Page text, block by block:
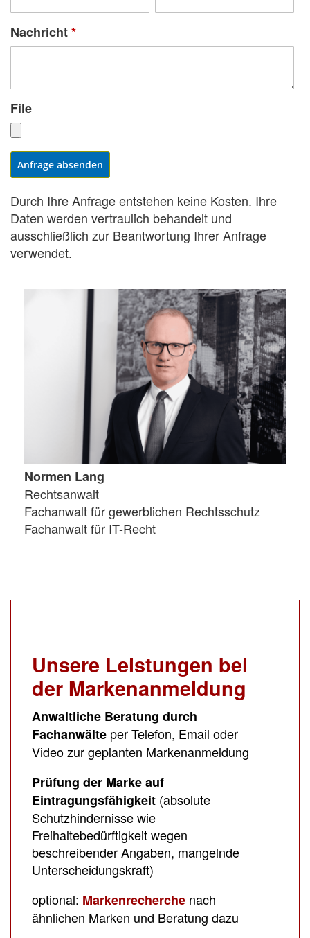
Nachricht*
File
Anfrage absenden
Durch Ihre Anfrage entstehen keine Kosten. Ihre
Daten werden vertraulich behandelt und
ausschließlich zur Beantwortung Ihrer Anfrage
verwendet.
Normen Lang
Rechtsanwalt
Fachanwalt für gewerblichen Rechtsschutz
Fachanwalt für IT-Recht
Unsere Leistungen bei
der Markenanmeldung
Anwaltliche Beratung durch
Fachanwälte per Telefon, Email oder
Video zur geplanten Markenanmeldung
Prüfung der Marke auf
Eintragungsfähigkeit (absolute
Schutzhindernisse wie
Freihaltebedürftigkeit wegen
beschreibender Angaben, mangelnde
Unterscheidungskraft)
optional: Markenrecherche nach
ähnlichen Marken und Beratung dazu